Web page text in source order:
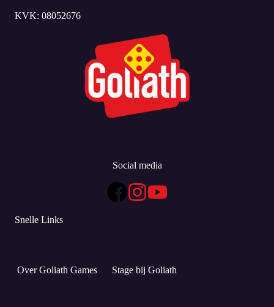
KVK: 08052676
Social media
Snelle Links
Over Goliath Games Stage bij Goliath